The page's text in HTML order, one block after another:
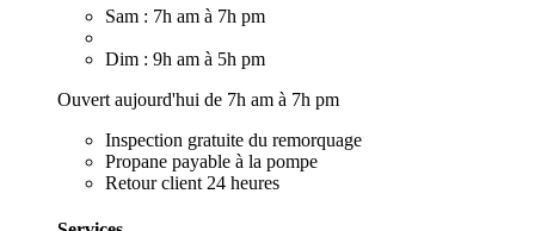
Sam : 7h am à 7h pm
Dim : 9h am à 5h pm
Ouvert aujourd'hui de 7h am à 7h pm
Inspection gratuite du remorquage
Propane payable à la pompe
Retour client 24 heures